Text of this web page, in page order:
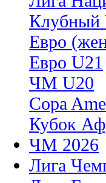
Клубный
Евро
Евро U21
ЧМ U20
Copa
Кубок
ЧМ 2026
Лига